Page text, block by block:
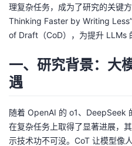
者
客
论
的
我
理复杂任务，成为了研究的关键
Thinking Faster by Writing
of Draft（CoD），为提升 LLMs
一、研究背景：大
遇
随着 OpenAI 的 o1、DeepSeek
在复杂任务上取得了显著进展，
示技术功不可没。CoT 让模型像